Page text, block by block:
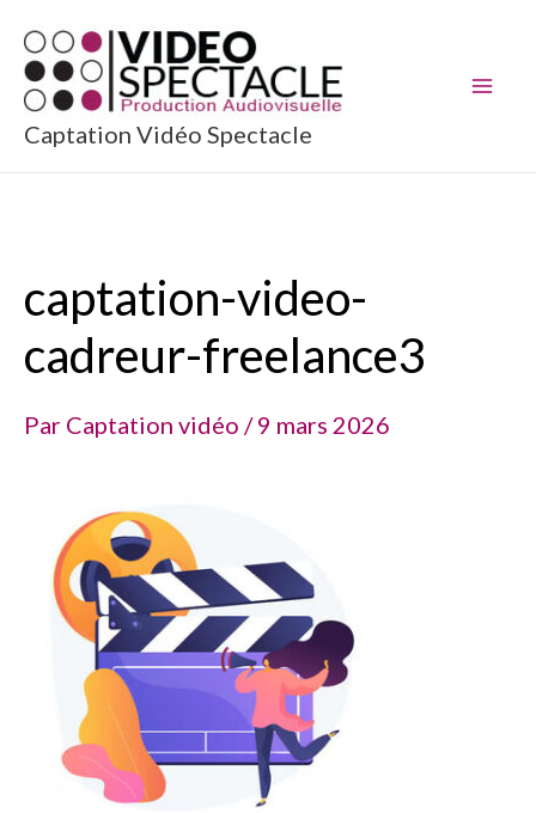
contenu
Captation Vidéo Spectacle
captation-video-
cadreur-freelance3
Par Captation vidéo /9 mars 2026